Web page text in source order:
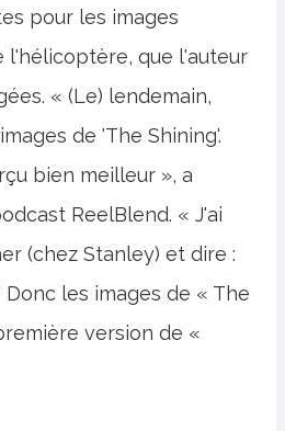
pour les images
l'hélicoptère, que l'auteur
« (Le) lendemain,
de 'The Shining'.
bien meilleur », a
ReelBlend. « J'ai
(chez Stanley) et dire :
les images de « The
version de «